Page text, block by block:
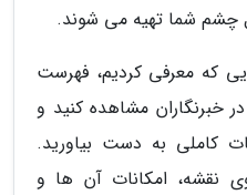
چشم شما تهیه می شوند.
که معرفی کردیم، فهرست
خبرنگاران مشاهده کنید و
کاملی به دست بیاورید.
نقشه، امکانات آن ها و